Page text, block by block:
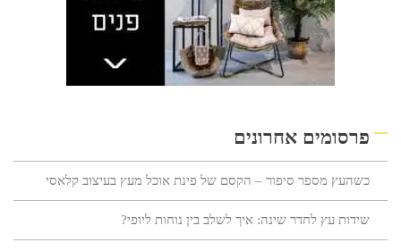
פרסומים אחרונים
כשהעץ מספר סיפור – הקסם של פינת אוכל מעץ בעיצוב קלאסי
שידות עץ לחדר שינה: איך לשלב בין נוחות ליופי?